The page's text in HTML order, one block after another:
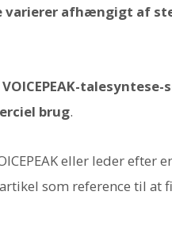
varierer afhængigt af
brug.
eller leder efter
som reference til at